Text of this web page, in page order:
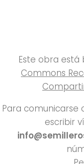
Este obra está
Commons
Para comunicarse
escribir